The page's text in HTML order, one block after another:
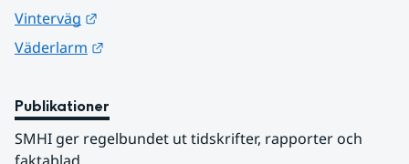
Vinterväg
Väderlarm
Publikationer
SMHI ger regelbundet ut tidskrifter, rapporter och